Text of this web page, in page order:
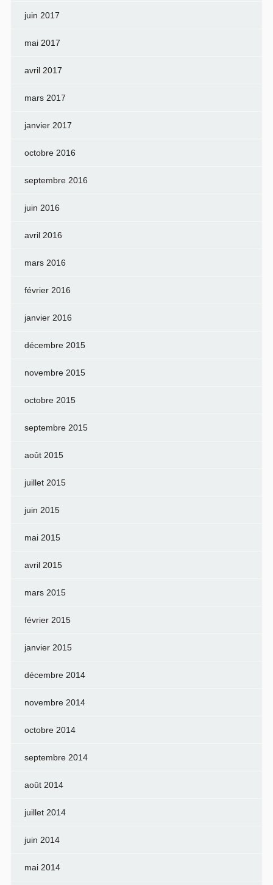
juin 2017
mai 2017
avril 2017
mars 2017
janvier 2017
octobre 2016
septembre 2016
juin 2016
avril 2016
mars 2016
février 2016
janvier 2016
décembre 2015
novembre 2015
octobre 2015
septembre 2015
août 2015
juillet 2015
juin 2015
mai 2015
avril 2015
mars 2015
février 2015
janvier 2015
décembre 2014
novembre 2014
octobre 2014
septembre 2014
août 2014
juillet 2014
juin 2014
mai 2014